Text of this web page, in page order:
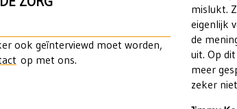
ook geïnterviewd moet worden,
op met ons.
mislukt.
eigenlijk
de
uit. Op
meer
zeker